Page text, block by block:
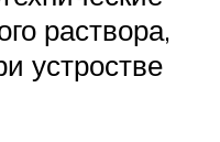
раствора,
устростве